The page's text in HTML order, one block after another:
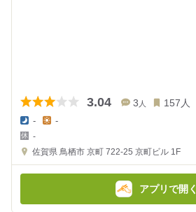
3.04 3 人 157 人
夜
の
金
-
金
額
-
-
佐賀県 鳥栖市 京町 722-25 京町ビル 1F
アプリで開く